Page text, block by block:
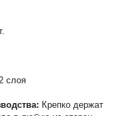
слоя
Крепко держат